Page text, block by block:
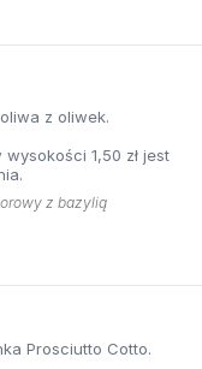
z oliwek.
1,50 zł jest
z bazylią
Prosciutto Cotto.